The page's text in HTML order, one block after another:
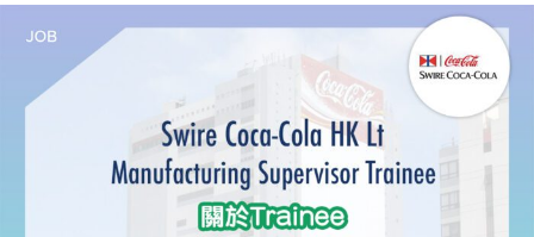
學生
貸款
貸款
學生
資訊
Blog
常見
4354